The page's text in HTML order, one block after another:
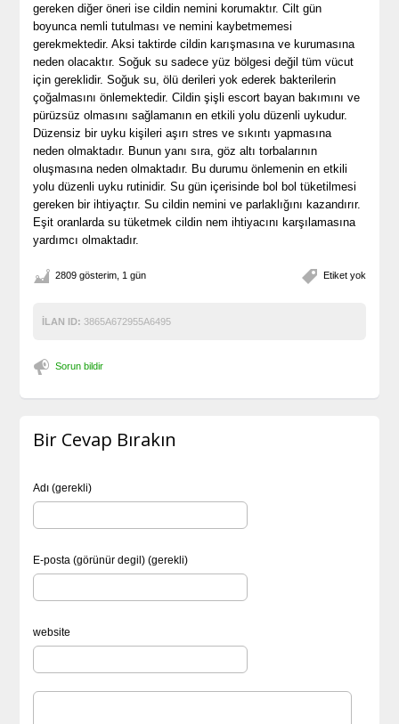
gereken diğer öneri ise cildin nemini korumaktır. Cilt gün
boyunca nemli tutulması ve nemini kaybetmemesi
gerekmektedir. Aksi taktirde cildin karışmasına ve kurumasına
neden olacaktır. Soğuk su sadece yüz bölgesi değil tüm vücut
için gereklidir. Soğuk su, ölü derileri yok ederek bakterilerin
çoğalmasını önlemektedir. Cildin şişli escort bayan bakımını ve
pürüzsüz olmasını sağlamanın en etkili yolu düzenli uykudur.
Düzensiz bir uyku kişileri aşırı stres ve sıkıntı yapmasına
neden olmaktadır. Bunun yanı sıra, göz altı torbalarının
oluşmasına neden olmaktadır. Bu durumu önlemenin en etkili
yolu düzenli uyku rutinidir. Su gün içerisinde bol bol tüketilmesi
gereken bir ihtiyaçtır. Su cildin nemini ve parlaklığını kazandırır.
Eşit oranlarda su tüketmek cildin nem ihtiyacını karşılamasına
yardımcı olmaktadır.
Etiket yok
2809 gösterim, 1 gün
İLAN ID: 3865A672955A6495
Sorun bildir
Bir Cevap Bırakın
Adı (gerekli)
E-posta (görünür degil) (gerekli)
website